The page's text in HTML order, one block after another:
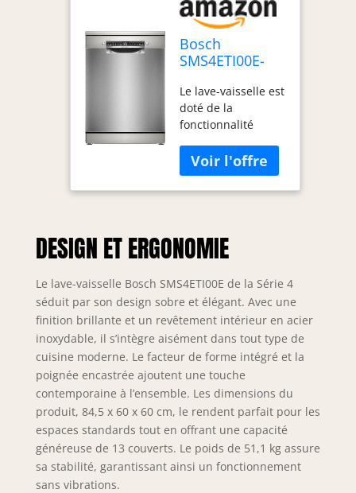
Bosch
SMS4ETI00E-
vaisselle pose-
libre - 60 cm -
13 couverts -
Silence Plus 44
dB - Acier inox
Le lave-vaisselle est
doté de la
fonctionnalité
assure un séchage
performant grâce à
l'ouverture de
Pourvu du système
RackMatic 3
du panier
supérieur peut être
facilement ajustée,
jusqu'à 5 cm,
même lorsqu'il est
complètement
chargé. Le lave
vaisselle de Bosch
est doté d'une
connectivité
intelligente pour
faciliter votre
DESIGN ET ERGONOMIE
Le lave-vaisselle Bosch SMS4ETI00E de la Série 4
séduit par son design sobre et élégant. Avec une
finition brillante et un revêtement intérieur en acier
inoxydable, il s’intègre aisément dans tout type de
cuisine moderne. Le facteur de forme intégré et la
poignée encastrée ajoutent une touche
contemporaine à l’ensemble. Les dimensions du
produit, 84,5 x 60 x 60 cm, le rendent parfait pour les
espaces standards tout en offrant une capacité
généreuse de 13 couverts. Le poids de 51,1 kg assure
sa stabilité, garantissant ainsi un fonctionnement
sans vibrations.